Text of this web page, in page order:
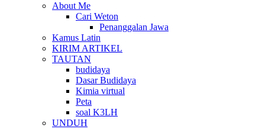
About Me
Cari Weton
Penanggalan Jawa
Kamus Latin
KIRIM ARTIKEL
TAUTAN
budidaya
Dasar Budidaya
Kimia virtual
Peta
soal K3LH
UNDUH